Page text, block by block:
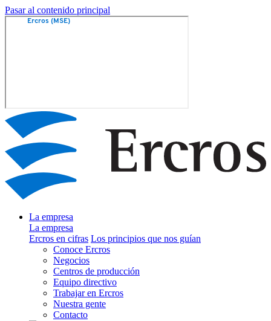
Pasar al contenido principal
La empresa
La empresa
Ercros en cifras Los principios que nos guían
Conoce Ercros
Negocios
Centros de producción
Equipo directivo
Trabajar en Ercros
Nuestra gente
Contacto